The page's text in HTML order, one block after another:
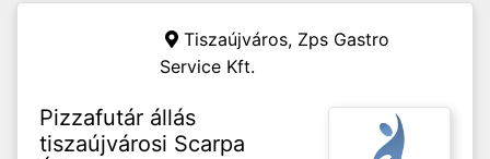
Tiszaújváros, Zps Gastro
Service Kft.
Pizzafutár állás
tiszaújvárosi Scarpa